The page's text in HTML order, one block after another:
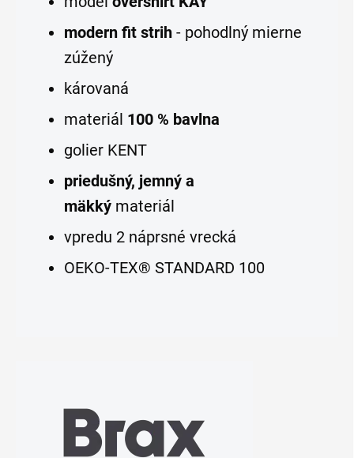
modern fit strih- pohodlný mierne
zúžený
károvaná
materiál 100 % bavlna
golier KENT
priedušný, jemný a
mäkký materiál
vpredu 2 náprsné vrecká
OEKO-TEX® STANDARD 100